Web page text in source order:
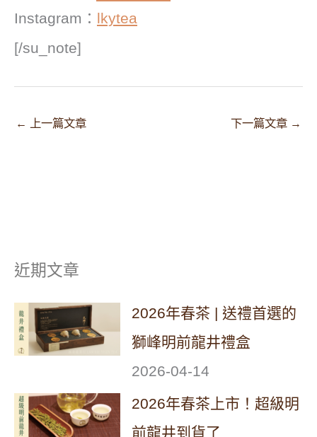
Instagram： lkytea
[/su_note]
← 上一篇文章 下一篇文章 →
近期文章
2026年春茶 | 送禮首選的
獅峰明前龍井禮盒
2026-04-14
2026年春茶上市！超級明
前龍井到貨了